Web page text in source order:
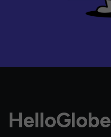
HelloGlobe